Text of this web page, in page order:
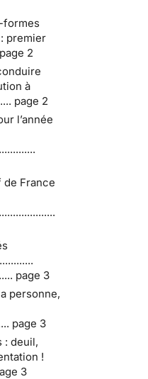
formes
premier
2
à
page 2
l’année
de France
page 3
personne,
page 3
: deuil,
!
3